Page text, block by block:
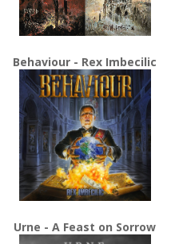
Behaviour - Rex Imbecilic
Urne - A Feast on Sorrow